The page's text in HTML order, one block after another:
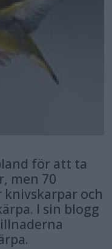
för att ta
men 70
och
I sin blogg